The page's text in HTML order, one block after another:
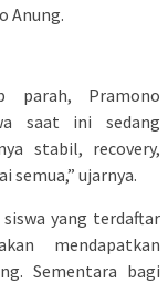
Anung.
parah, Pramono
saat ini sedang
stabil, recovery,
semua,” ujarnya.
yang terdaftar
mendapatkan
Sementara bagi